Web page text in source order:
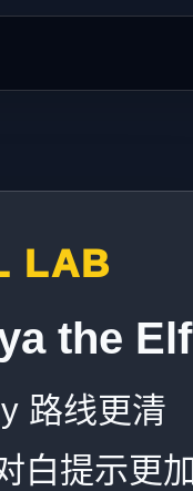
LAB
the Elf
路线更清
白提示更